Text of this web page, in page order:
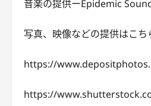
音楽の提供ーEpidemic
写真、映像などの提供はこち
https://
https://